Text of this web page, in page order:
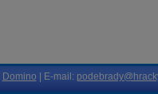
Domino | E-mail: